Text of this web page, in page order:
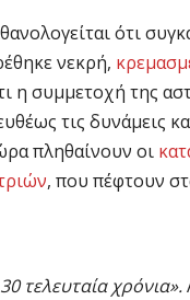
ότι
νεκρή,
η συμμετοχή της
τις δυνάμεις
πληθαίνουν οι
, που πέφτουν
τελευταία χρόνια».